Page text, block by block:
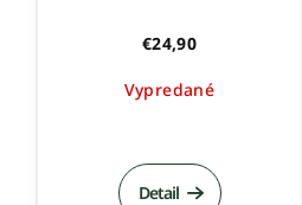
€24,90
Vypredané
Detail